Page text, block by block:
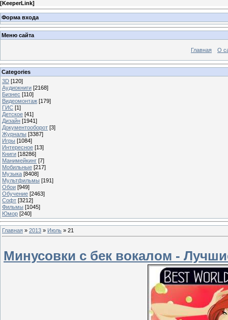
[KeeperLink]
Форма входа
Меню сайта
Главная О
Categories
3D [120]
Аудиокниги [2168]
Бизнес [110]
Видеомонтаж [179]
ГИС [1]
Детское [41]
Дизайн [1941]
Документооборот [3]
Журналы [3387]
Игры [1084]
Интересное [13]
Книги [18286]
Манимейкинг [7]
Мобильные [217]
Музыка [8408]
Мультфильмы [191]
Обои [949]
Обучение [2463]
Софт [3212]
Фильмы [1045]
Юмор [240]
Главная » 2013 » Июль » 21
Минусовки с бек вокалом -